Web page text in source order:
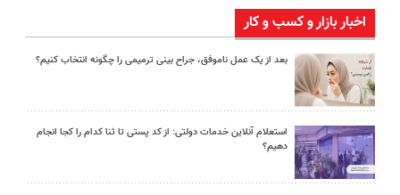
اخبار بازار و کسب و کار
بعد از یک عمل ناموفق، جراح بینی ترمیمی را چگونه انتخاب کنیم؟
استعلام آنلاین خدمات دولتی: از کد پستی تا ثنا کدام را کجا انجام
دهیم؟